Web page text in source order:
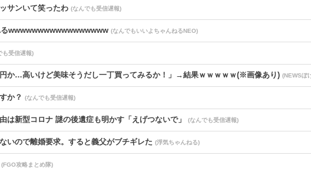
サンいて笑ったわ (なんでも受信遅報)
るwwwwwwwwwwwwwwwww (なんでもいいよちゃんねるNEO)
も受信遅報)
円か…高いけど美味そうだし一丁買ってみるか！」→結果ｗｗｗｗｗ(※画像あり) (NEWSぽ
か？ (なんでも受信遅報)
は新型コロナ 謎の後遺症も明かす「えげつないで」 (なんでも受信遅報)
いので離婚要求。すると義父がブチギレた (浮気ちゃんねる)
(FGO攻略まとめ隊)